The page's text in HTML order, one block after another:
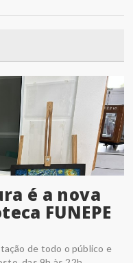
é a nova
FUNEPE
de todo o público e